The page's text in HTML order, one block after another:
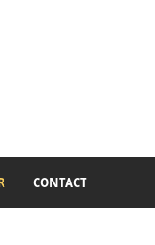
CONTACT